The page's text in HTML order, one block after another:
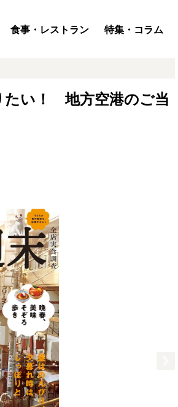
食事・レストラン 特集・コラム
たい！ 地方空港のご当